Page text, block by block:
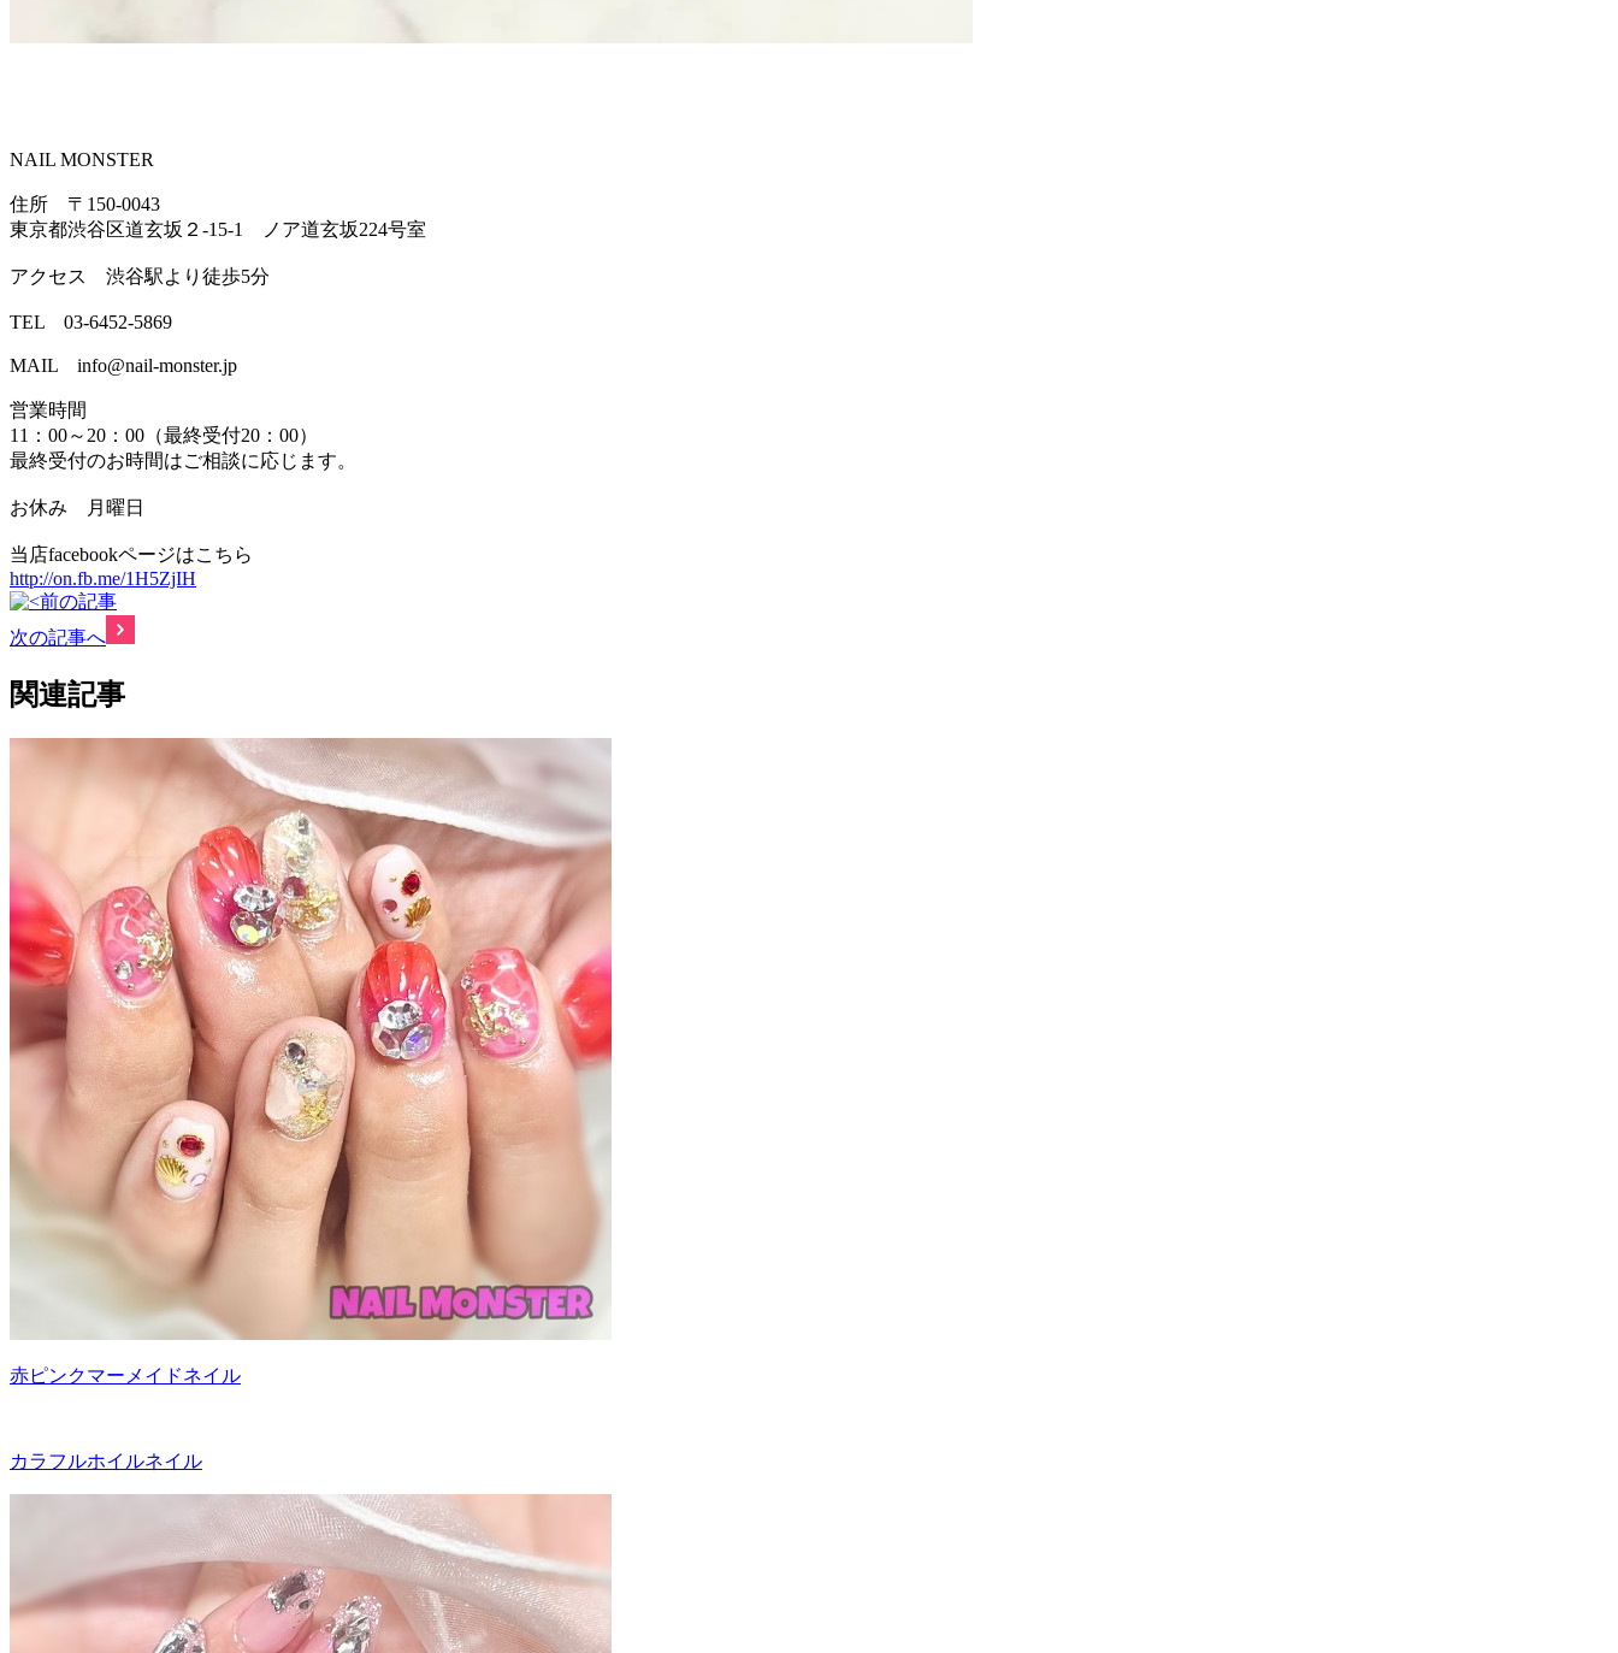
NAIL MONSTER
住所 〒150-0043
東京都渋谷区道玄坂２-15-1 ノア道玄坂224号室
アクセス 渋谷駅より徒歩5分
TEL 03-6452-5869
MAIL info@nail-monster.jp
営業時間
11：00～20：00（最終受付20：00）
最終受付のお時間はご相談に応じます。
お休み 月曜日
当店facebookページはこちら
http://on.fb.me/1H5ZjIH
前の記事
次の記事へ
関連記事
赤ピンクマーメイドネイル
カラフルホイルネイル